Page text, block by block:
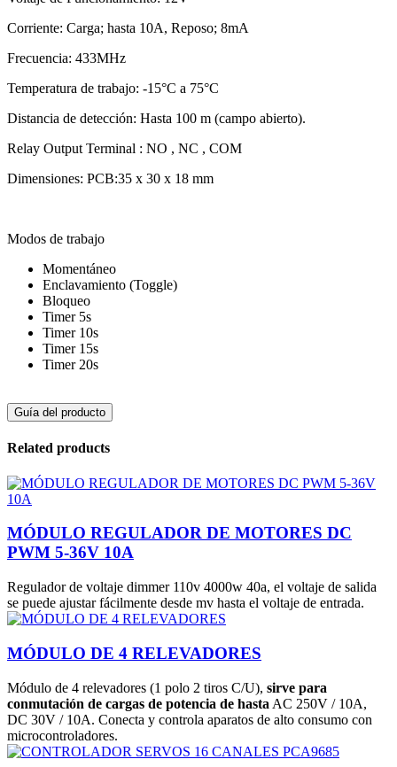
Corriente: Carga; hasta 10A, Reposo; 8mA
Frecuencia: 433MHz
Temperatura de trabajo: -15°C a 75°C
Distancia de detección: Hasta 100 m (campo abierto).
Relay Output Terminal : NO , NC , COM
Dimensiones: PCB:35 x 30 x 18 mm
Modos de trabajo
Momentáneo
Enclavamiento (Toggle)
Bloqueo
Timer 5s
Timer 10s
Timer 15s
Timer 20s
Guía del producto
Related products
MÓDULO REGULADOR DE MOTORES DC
PWM 5-36V 10A
Regulador de voltaje dimmer 110v 4000w 40a, el voltaje de salida
se puede ajustar fácilmente desde mv hasta el voltaje de entrada.
MÓDULO DE 4 RELEVADORES
Módulo de 4 relevadores (1 polo 2 tiros C/U), sirve para
conmutación de cargas de potencia de hasta AC 250V / 10A,
DC 30V / 10A. Conecta y controla aparatos de alto consumo con
microcontroladores.